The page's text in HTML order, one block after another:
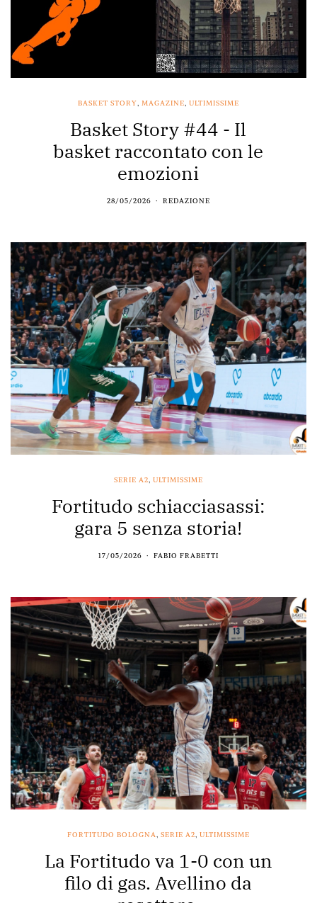
BASKET STORY, MAGAZINE, ULTIMISSIME
Basket Story #44 - Il
basket raccontato con le
emozioni
28/05/2026 REDAZIONE
SERIE A2, ULTIMISSIME
Fortitudo schiacciasassi:
gara 5 senza storia!
17/05/2026 FABIO FRABETTI
FORTITUDO BOLOGNA, SERIE A2, ULTIMISSIME
La Fortitudo va 1-0 con un
filo di gas. Avellino da